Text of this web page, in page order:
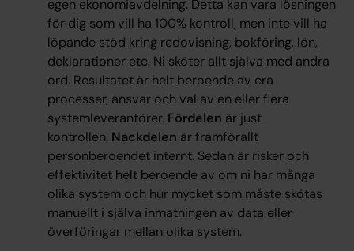
egen ekonomiavdelning. Detta kan vara lösningen
för dig som vill ha 100% kontroll, men inte vill ha
löpande stöd kring redovisning, bokföring, lön,
deklarationer etc. Ni sköter allt själva med andra
ord. Resultatet är helt beroende av era
processer, ansvar och val av en eller flera
systemleverantörer. Fördelen är just
kontrollen. Nackdelen är framförallt
personberoendet internt. Sedan är risker och
effektivitet helt beroende av om ni har många
olika system och hur mycket som måste skötas
manuellt i själva inmatningen av data eller
överföringar mellan olika system.